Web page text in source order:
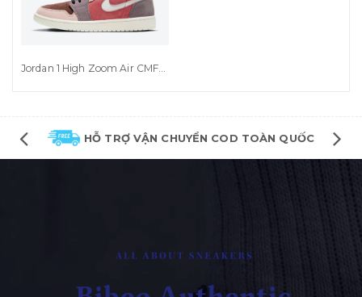
Jordan 1 High Zoom Air CMFT Canyon Rust (CT0979-602)
HỖ TRỢ VẬN CHUYỂN COD TOÀN QUỐC